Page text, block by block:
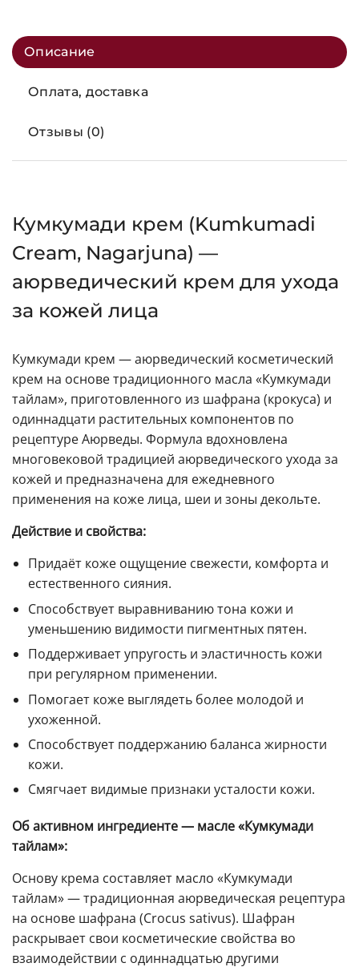
Описание
Оплата, доставка
Отзывы (0)
Кумкумади крем (Kumkumadi
Cream, Nagarjuna) —
аюрведический крем для ухода
за кожей лица
Кумкумади крем — аюрведический косметический
крем на основе традиционного масла «Кумкумади
тайлам», приготовленного из шафрана (крокуса) и
одиннадцати растительных компонентов по
рецептуре Аюрведы. Формула вдохновлена
многовековой традицией аюрведического ухода за
кожей и предназначена для ежедневного
применения на коже лица, шеи и зоны декольте.
Действие и свойства:
Придаёт коже ощущение свежести, комфорта и
естественного сияния.
Способствует выравниванию тона кожи и
уменьшению видимости пигментных пятен.
Поддерживает упругость и эластичность кожи
при регулярном применении.
Помогает коже выглядеть более молодой и
ухоженной.
Способствует поддержанию баланса жирности
кожи.
Смягчает видимые признаки усталости кожи.
Об активном ингредиенте — масле «Кумкумади
тайлам»:
Основу крема составляет масло «Кумкумади
тайлам» — традиционная аюрведическая рецептура
на основе шафрана (Crocus sativus). Шафран
раскрывает свои косметические свойства во
взаимодействии с одиннадцатью другими